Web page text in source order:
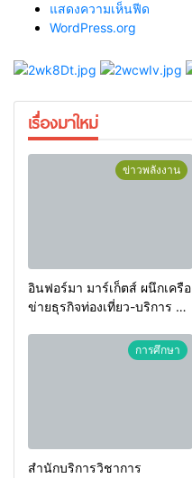
แสดงความเห็นฟีด
WordPress.org
เรื่องมาใหม่
ข่าวพลังงาน
อินฟอร์มา มาร์เก็ตส์ ผนึกเครือ
ข่ายธุรกิจท่องเที่ยว-บริการ จัด
2026 เชื่อม 4 งานใหญ่ สร้าง
โอกาสธุรกิจครบวงจร ด้วย
การศึกษา
สำนักบริการวิชาการ